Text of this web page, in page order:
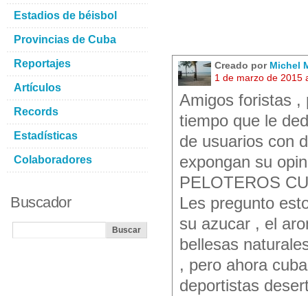
Creado por Michel
1 de marzo de 2015
Amigos foristas ,
tiempo que le
de usuarios con
expongan su
PELOTEROS
Les pregunto
su azucar , el
bellesas
, pero ahora
deportistas
Estadios de béisbol
Provincias de Cuba
Reportajes
Artículos
Records
Estadísticas
Colaboradores
Buscador